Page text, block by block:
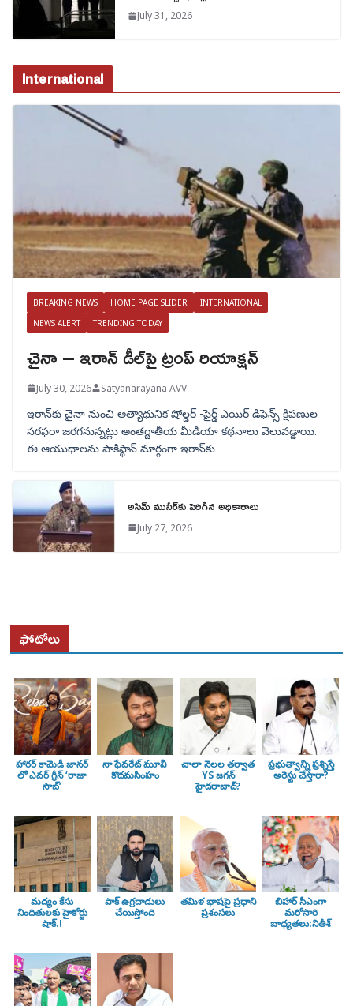
July 31, 2026
International
BREAKING NEWS HOME PAGE SLIDER
INTERNATIONAL
NEWS ALERT
TRENDING TODAY
చైనా – ఇరాన్ డీల్‌పై ట్రంప్ రియాక్షన్
July 30, 2026 Satyanarayana AVV
ఇరాన్‌కు చైనా నుంచి అత్యాధునిక షోల్డర్‌ -ఫైర్డ్ ఎయిర్ డిఫెన్స్ క్షిపణుల
సరఫరా జరగనున్నట్లు అంతర్జాతీయ మీడియా కథనాలు వెలువడ్డాయి.
ఈ ఆయుధాలను పాకిస్థాన్‌ మార్గంగా ఇరాన్‌కు
అసిమ్ మునీర్‌కు పెరిగిన అధికారాలు
July 27, 2026
ఫోటోలు
హారర్ కామెడీ జానర్
లో ఎవర్ గ్రీన్ ‘రాజా
సాబ్’
నా ఫేవరేట్ మూవీ
కొదమసింహం
చాలా నెలల తర్వాత
YS జగన్
హైదరాబాద్?
ప్రభుత్వాన్ని ప్రశ్నిస్తే
అరెస్టు చేస్తారా?
మద్యం కేసు
నిందితులకు హైకోర్టు
షాక్.!
పాక్ ఉగ్రదాడులు
చేయిస్తోంది
తమిళ భాషపై ప్రధాని
ప్రశంసలు
బిహార్ సీఎంగా
మరోసారి
బాధ్యతలు:నితీశ్